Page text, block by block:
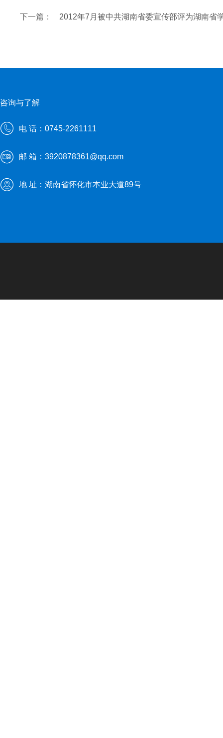
下一篇： 2012年7月被中共湖南省委宣传部评为湖南省
咨询与了解
电 话：0745-2261111
邮 箱：3920878361@qq.com
地 址：湖南省怀化市本业大道89号